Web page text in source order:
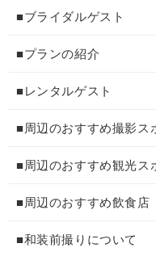
■ブライダルゲスト
■プランの紹介
■レンタルゲスト
■周辺のおすすめ撮影ス
■周辺のおすすめ観光ス
■周辺のおすすめ飲食店
■和装前撮りについて